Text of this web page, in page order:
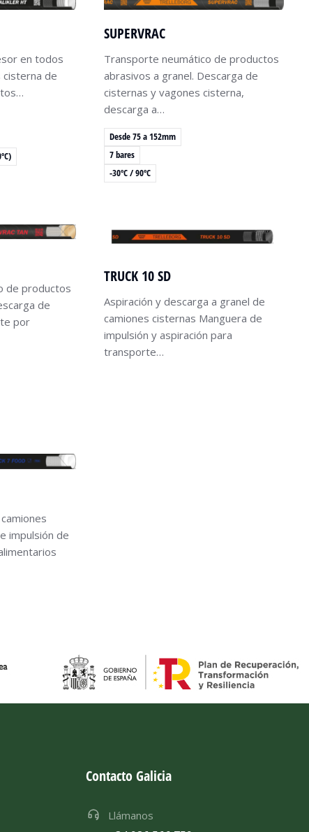
en todos
cisterna de
Desde 75 a 152mm
7 bares
-30ºC / 90ºC
SUPERVRAC
Transporte neumático de productos
abrasivos a granel. Descarga de
cisternas y vagones cisterna,
descarga a…
de productos
de
por
TRUCK 10 SD
Aspiración y descarga a granel de
camiones cisternas Manguera de
impulsión y aspiración para
transporte…
impulsión de
Contacto Galicia
Llámanos